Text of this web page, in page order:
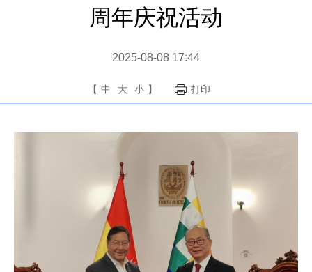
周年庆祝活动
2025-08-08 17:44
【 中 大 小 】 打印